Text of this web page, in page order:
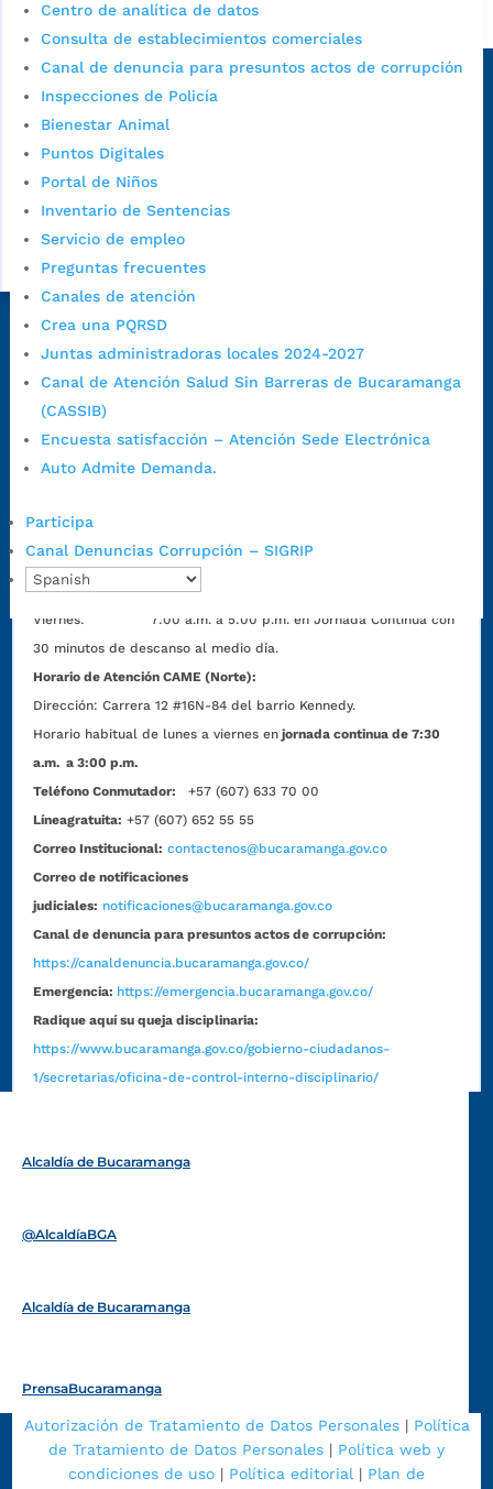
Centro de analítica de datos
Consulta de establecimientos comerciales
Canal de denuncia para presuntos actos de corrupción
Inspecciones de Policía
Bienestar Animal
Puntos Digitales
Portal de Niños
Inventario de Sentencias
Servicio de empleo
Preguntas frecuentes
Canales de atención
Crea una PQRSD
Juntas administradoras locales 2024-2027
Canal de Atención Salud Sin Barreras de Bucaramanga
(CASSIB)
Encuesta satisfacción – Atención Sede Electrónica
Auto Admite Demanda.
Participa
Canal Denuncias Corrupción – SIGRIP
Alcaldía de Bucaramanga
Sede principal
Dirección Fase I:Calle 35 # 10-43, Bucaramanga, Santander,
Colombia.
Dirección Fase II: Carrera 11 # 34-52, Bucaramanga, Santander,
Colombia
Código Postal:680006. Código Dane: 68001.
Horario de Atención: Lunes a jueves de 7:00 a.m. a 12:00 m y de
7:00 a.m. a 5:00 p.m., con 30 minutos de descanso al medio día.
Horario de Atención CAME (Central):
Lunes a jueves: 7:00 a.m. a 12:00 m y de 1:00 p.m. a 5:30 p.m.
Viernes: 7:00 a.m. a 5:00 p.m. en Jornada Continua con
30 minutos de descanso al medio día.
Horario de Atención CAME (Norte):
Dirección:Carrera 12 #16N-84 del barrio Kennedy.
Horario habitual de lunes a viernes en jornada continua de 7:30
a.m. a 3:00 p.m.
Teléfono Conmutador:
+57 (607) 633 70 00
Líneagratuita: +57 (607) 652 55 55
Correo Institucional: contactenos@bucaramanga.gov.co
Correo de notificaciones
judiciales: notificaciones@bucaramanga.gov.co
Canal de denuncia para presuntos actos de corrupción:
https://canaldenuncia.bucaramanga.gov.co/
Emergencia: https://emergencia.bucaramanga.gov.co/
Radique aquí su queja disciplinaria:
https://www.bucaramanga.gov.co/gobierno-ciudadanos-
1/secretarias/oficina-de-control-interno-disciplinario/
Alcaldía de Bucaramanga
@AlcaldíaBGA
Alcaldía de Bucaramanga
PrensaBucaramanga
Autorización de Tratamiento de Datos Personales| Política
de Tratamiento de Datos Personales | Política web y
condiciones de uso | Política editorial | Plan de